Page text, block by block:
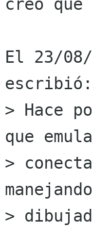
creo que
El 23/
escribió:
> Hace
que
>
>